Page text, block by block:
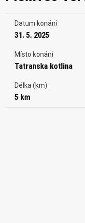
Datum konání
31. 5. 2025
Místo konání
Tatranska kotlina
Délka (km)
5 km